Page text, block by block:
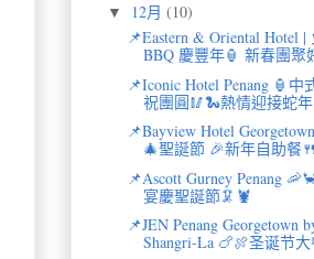
▼ 12月 (10)
📌Eastern & Oriental Hotel |
BBQ 慶豐年🏮 新春團聚
📌Iconic Hotel Penang 🏮中
祝團圓🥢🐍熱情迎接蛇
📌Bayview Hotel
🎄聖誕節 🎉新年自助餐
📌Ascott Gurney Penang
宴慶聖誕節🦑🦞
📌JEN Penang Georgetown
Shangri-La 🍗🍖圣诞节